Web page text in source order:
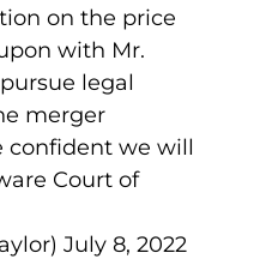
on the price
with Mr.
legal
merger
confident we will
Court of
July 8, 2022